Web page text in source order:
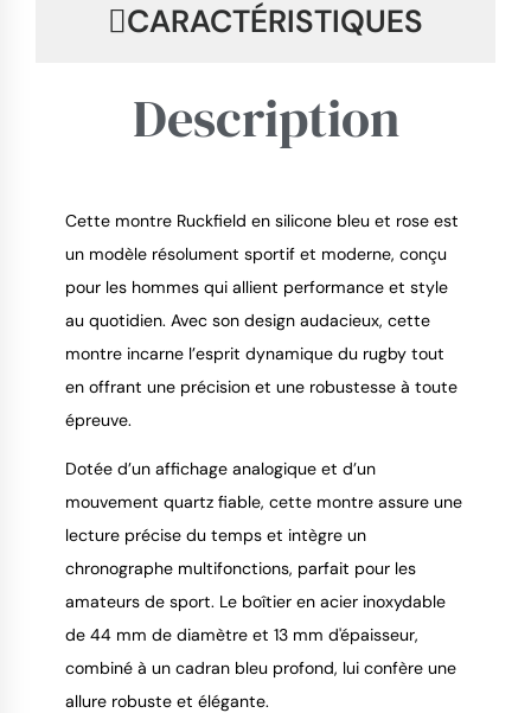
9.4
CARACTÉRISTIQUES
Description
Cette montre Ruckfield en silicone bleu et rose est
un modèle résolument sportif et moderne, conçu
pour les hommes qui allient performance et style
au quotidien. Avec son design audacieux, cette
montre incarne l’esprit dynamique du rugby tout
en offrant une précision et une robustesse à toute
épreuve.
Dotée d’un affichage analogique et d’un
mouvement quartz fiable, cette montre assure une
lecture précise du temps et intègre un
chronographe multifonctions, parfait pour les
amateurs de sport. Le boîtier en acier inoxydable
de 44 mm de diamètre et 13 mm d'épaisseur,
combiné à un cadran bleu profond, lui confère une
allure robuste et élégante.